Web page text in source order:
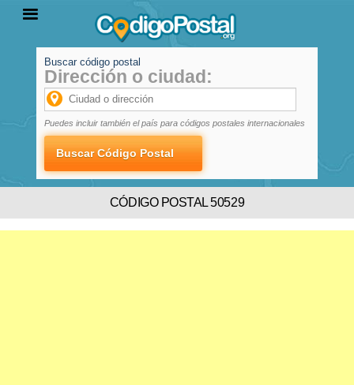
PROVINCIAS
LOCALIDADES
Buscar código postal
Dirección o ciudad:
Puedes incluir también el país para códigos postales internacionales
CÓDIGO POSTAL 50529